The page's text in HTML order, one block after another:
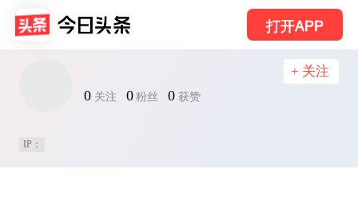
打开APP
0 关注 0 粉丝 0 获赞
+ 关注
IP：